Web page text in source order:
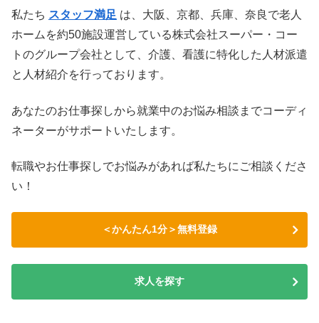
私たち スタッフ満足 は、大阪、京都、兵庫、奈良で老人
ホームを約50施設運営している株式会社スーパー・コー
トのグループ会社として、介護、看護に特化した人材派遣
と人材紹介を行っております。
あなたのお仕事探しから就業中のお悩み相談までコーディ
ネーターがサポートいたします。
転職やお仕事探しでお悩みがあれば私たちにご相談くださ
い！
＜かんたん1分＞無料登録
求人を探す